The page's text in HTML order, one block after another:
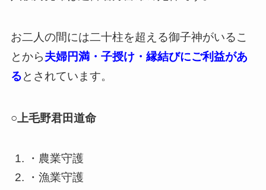
お二人の間には二十柱を超える御子神がいるこ
とから夫婦円満・子授け・縁結びにご利益があ
るとされています。
○上毛野君田道命
・農業守護
・漁業守護